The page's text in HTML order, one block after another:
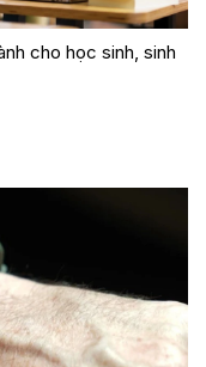
cho học sinh, sinh